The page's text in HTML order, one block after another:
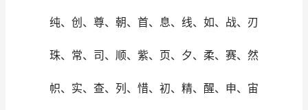
纯、创、尊、朝、首、息、线、如、战、刃
珠、常、司、顺、紫、页、夕、柔、赛、然
帜、实、查、列、惜、初、精、醒、申、宙